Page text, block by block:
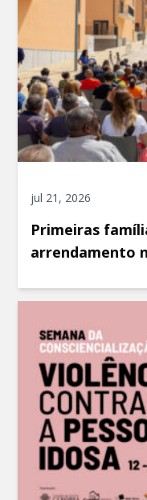
jul 21, 2026
Primeiras
arrendamento